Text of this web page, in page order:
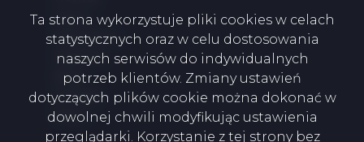
Oferty
Zgłoszenia
Ulubione
Blog
Kontakt
Rodo
Ta strona wykorzystuje pliki cookies w celach
statystycznych oraz w celu dostosowania
naszych serwisów do indywidualnych
potrzeb klientów. Zmiany ustawień
dotyczących plików cookie można dokonać w
dowolnej chwili modyfikując ustawienia
przeglądarki. Korzystanie z tej strony bez